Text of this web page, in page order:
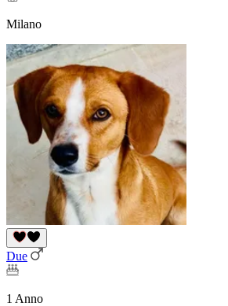
Milano
Due
1 Anno